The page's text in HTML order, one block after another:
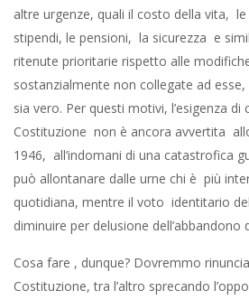
altre urgenze, quali il costo della vita,
stipendi, le pensioni, la sicurezza e
ritenute prioritarie rispetto alle
sostanzialmente non collegate ad
sia vero. Per questi motivi, l’esigenza di
Costituzione non è ancora avvertita
1946, all’indomani di una catastrofica
può allontanare dalle urne chi è più
quotidiana, mentre il voto identitario
diminuire per delusione dell’abbandono
Cosa fare , dunque? Dovremmo
Costituzione, tra l’altro sprecando